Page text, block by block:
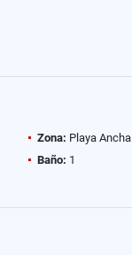
Zona: Playa Ancha
Baño: 1